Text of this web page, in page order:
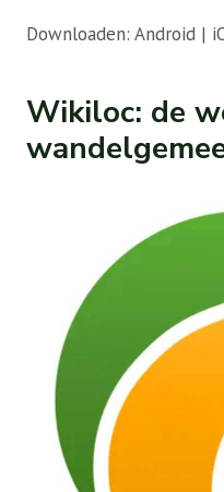
Downloaden: Android |
Wikiloc: de